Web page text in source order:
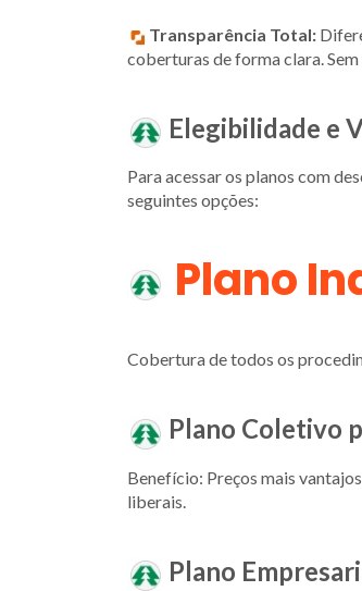
Transparência Total:
coberturas de forma clara.
Elegibilidade e
Para acessar os planos com
seguintes opções:
Plano
Cobertura de todos os
Plano Coletivo
Benefício: Preços mais
liberais.
Plano